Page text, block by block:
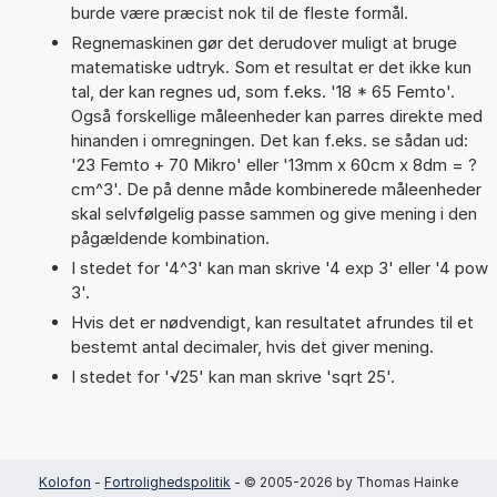
burde være præcist nok til de fleste formål.
Regnemaskinen gør det derudover muligt at bruge
matematiske udtryk. Som et resultat er det ikke kun
tal, der kan regnes ud, som f.eks. '18 * 65 Femto'.
Også forskellige måleenheder kan parres direkte med
hinanden i omregningen. Det kan f.eks. se sådan ud:
'23 Femto + 70 Mikro' eller '13mm x 60cm x 8dm = ?
cm^3'. De på denne måde kombinerede måleenheder
skal selvfølgelig passe sammen og give mening i den
pågældende kombination.
I stedet for '4^3' kan man skrive '4 exp 3' eller '4 pow
3'.
Hvis det er nødvendigt, kan resultatet afrundes til et
bestemt antal decimaler, hvis det giver mening.
I stedet for '√25' kan man skrive 'sqrt 25'.
Kolofon - Fortrolighedspolitik - © 2005-2026 by Thomas Hainke